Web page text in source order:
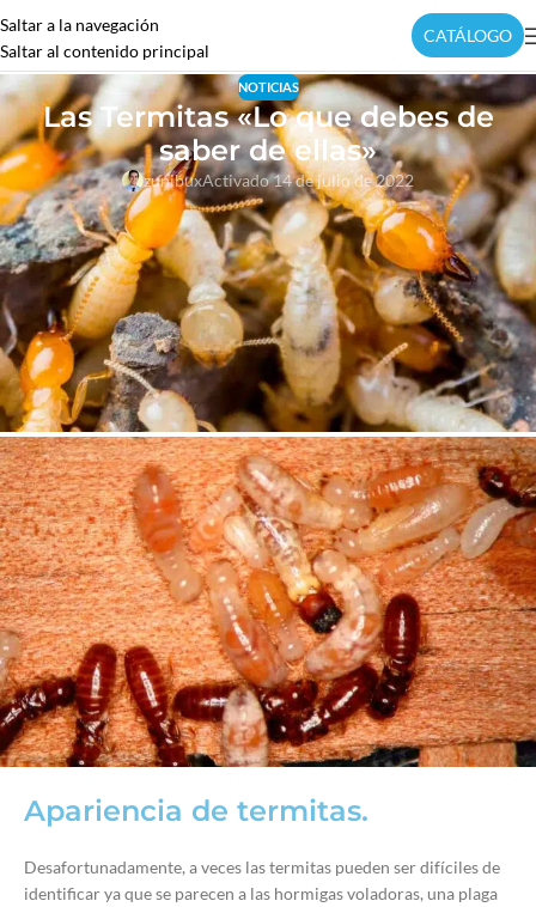
Saltar a la navegación
Saltar al contenido principal
CATÁLOGO
NOTICIAS
Las Termitas «Lo que debes de
saber de ellas»
zunibuxActivado 14 de julio de 2022
Las termitas han estado plagando la Tierra durante más de 120 millones
de años. Conocidos como «destructores silenciosos», no quieres
encontrar esta plaga en tu casa, ya que es capaz de destruir estructuras
de madera rápidamente. En lugar de intentar tomar medidas de bricolaje
para erradicar una infestación, siempre trabaje con un profesional de
control de plagas con licencia que pueda tratar correctamente las
infestaciones de termitas antes de que empeoren.
Apariencia de termitas.
Desafortunadamente, a veces las termitas pueden ser difíciles de
identificar ya que se parecen a las hormigas voladoras, una plaga